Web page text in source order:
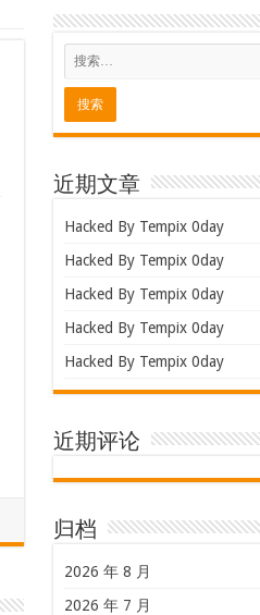
近期文章
Hacked By Tempix 0day
Hacked By Tempix 0day
Hacked By Tempix 0day
Hacked By Tempix 0day
Hacked By Tempix 0day
近期评论
归档
2026 年 8 月
2026 年 7 月